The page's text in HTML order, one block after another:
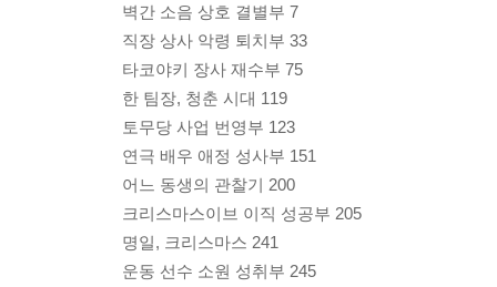
벽간 소음 상호 결별부 7
직장 상사 악령 퇴치부 33
타코야키 장사 재수부 75
한 팀장, 청춘 시대 119
토무당 사업 번영부 123
연극 배우 애정 성사부 151
어느 동생의 관찰기 200
크리스마스이브 이직 성공부 205
명일, 크리스마스 241
운동 선수 소원 성취부 245